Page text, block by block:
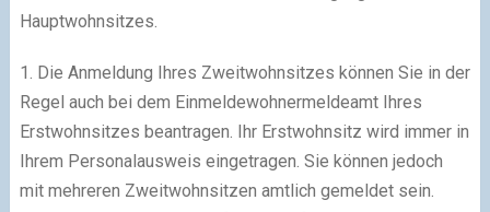
Hauptwohnsitzes.
1. Die Anmeldung Ihres Zweitwohnsitzes können Sie in der
Regel auch bei dem Einmeldewohnermeldeamt Ihres
Erstwohnsitzes beantragen. Ihr Erstwohnsitz wird immer in
Ihrem Personalausweis eingetragen. Sie können jedoch
mit mehreren Zweitwohnsitzen amtlich gemeldet sein.